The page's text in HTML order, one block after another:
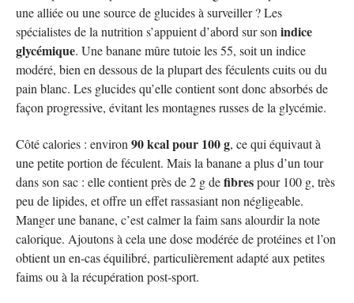
une alliée ou une source de glucides à surveiller ? Les
spécialistes de la nutrition s’appuient d’abord sur son indice
glycémique. Une banane mûre tutoie les 55, soit un indice
modéré, bien en dessous de la plupart des féculents cuits ou du
pain blanc. Les glucides qu’elle contient sont donc absorbés de
façon progressive, évitant les montagnes russes de la glycémie.
Côté calories : environ 90 kcal pour 100 g, ce qui équivaut à
une petite portion de féculent. Mais la banane a plus d’un tour
dans son sac : elle contient près de 2 g defibrespour 100 g, très
peu de lipides, et offre un effet rassasiant non négligeable.
Manger une banane, c’est calmer la faim sans alourdir la note
calorique. Ajoutons à cela une dose modérée de protéines et l’on
obtient un en-cas équilibré, particulièrement adapté aux petites
faims ou à la récupération post-sport.